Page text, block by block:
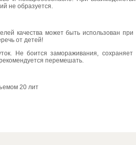
не образуется.
качества может быть использован
от детей!
Не боится замораживания,
перемешать.
20 лит